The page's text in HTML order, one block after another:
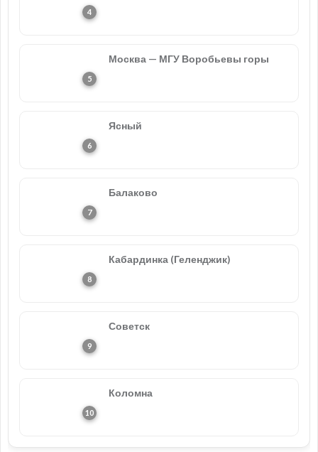
Москва — МГУ Воробьевы горы
Ясный
Балаково
Кабардинка (Геленджик)
Советск
Коломна